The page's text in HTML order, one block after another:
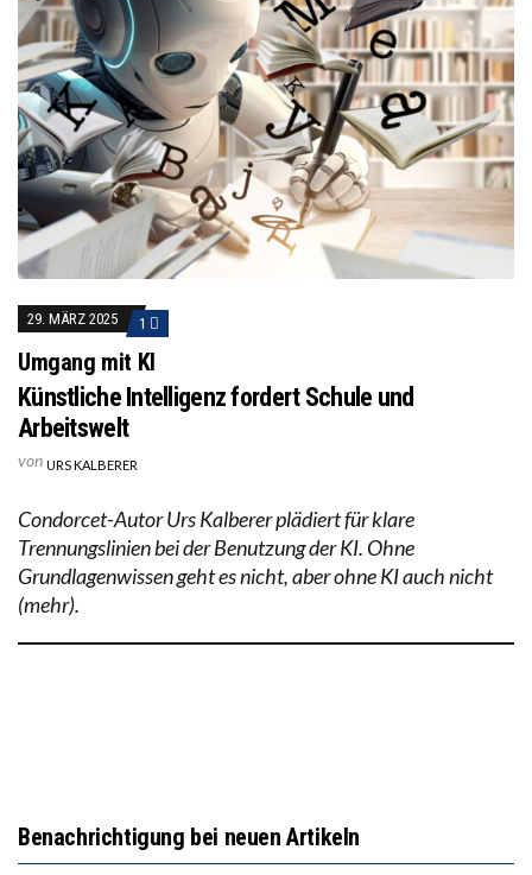
29. MÄRZ 2025 1
Umgang mit KI
Künstliche Intelligenz fordert Schule und
Arbeitswelt
von URS KALBERER
Condorcet-Autor Urs Kalberer plädiert für klare
Trennungslinien bei der Benutzung der KI. Ohne
Grundlagenwissen geht es nicht, aber ohne KI auch nicht
(mehr).
Benachrichtigung bei neuen Artikeln